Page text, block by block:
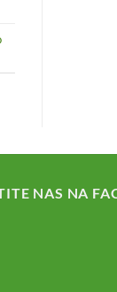
NAS NA